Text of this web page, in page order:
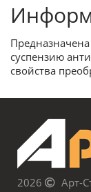
суспензию
свойства
2026 Арт-